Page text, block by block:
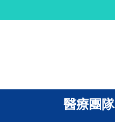
醫療團隊